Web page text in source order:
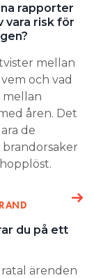
rapporter
vara risk för
mellan
och vad
mellan
åren. Det
de
du på ett
ärenden